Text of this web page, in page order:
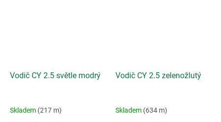
Vodič CY 2.5 světle modrý
Skladem (217 m)
Vodič CY 2.5 zelenožlutý
Skladem (634 m)